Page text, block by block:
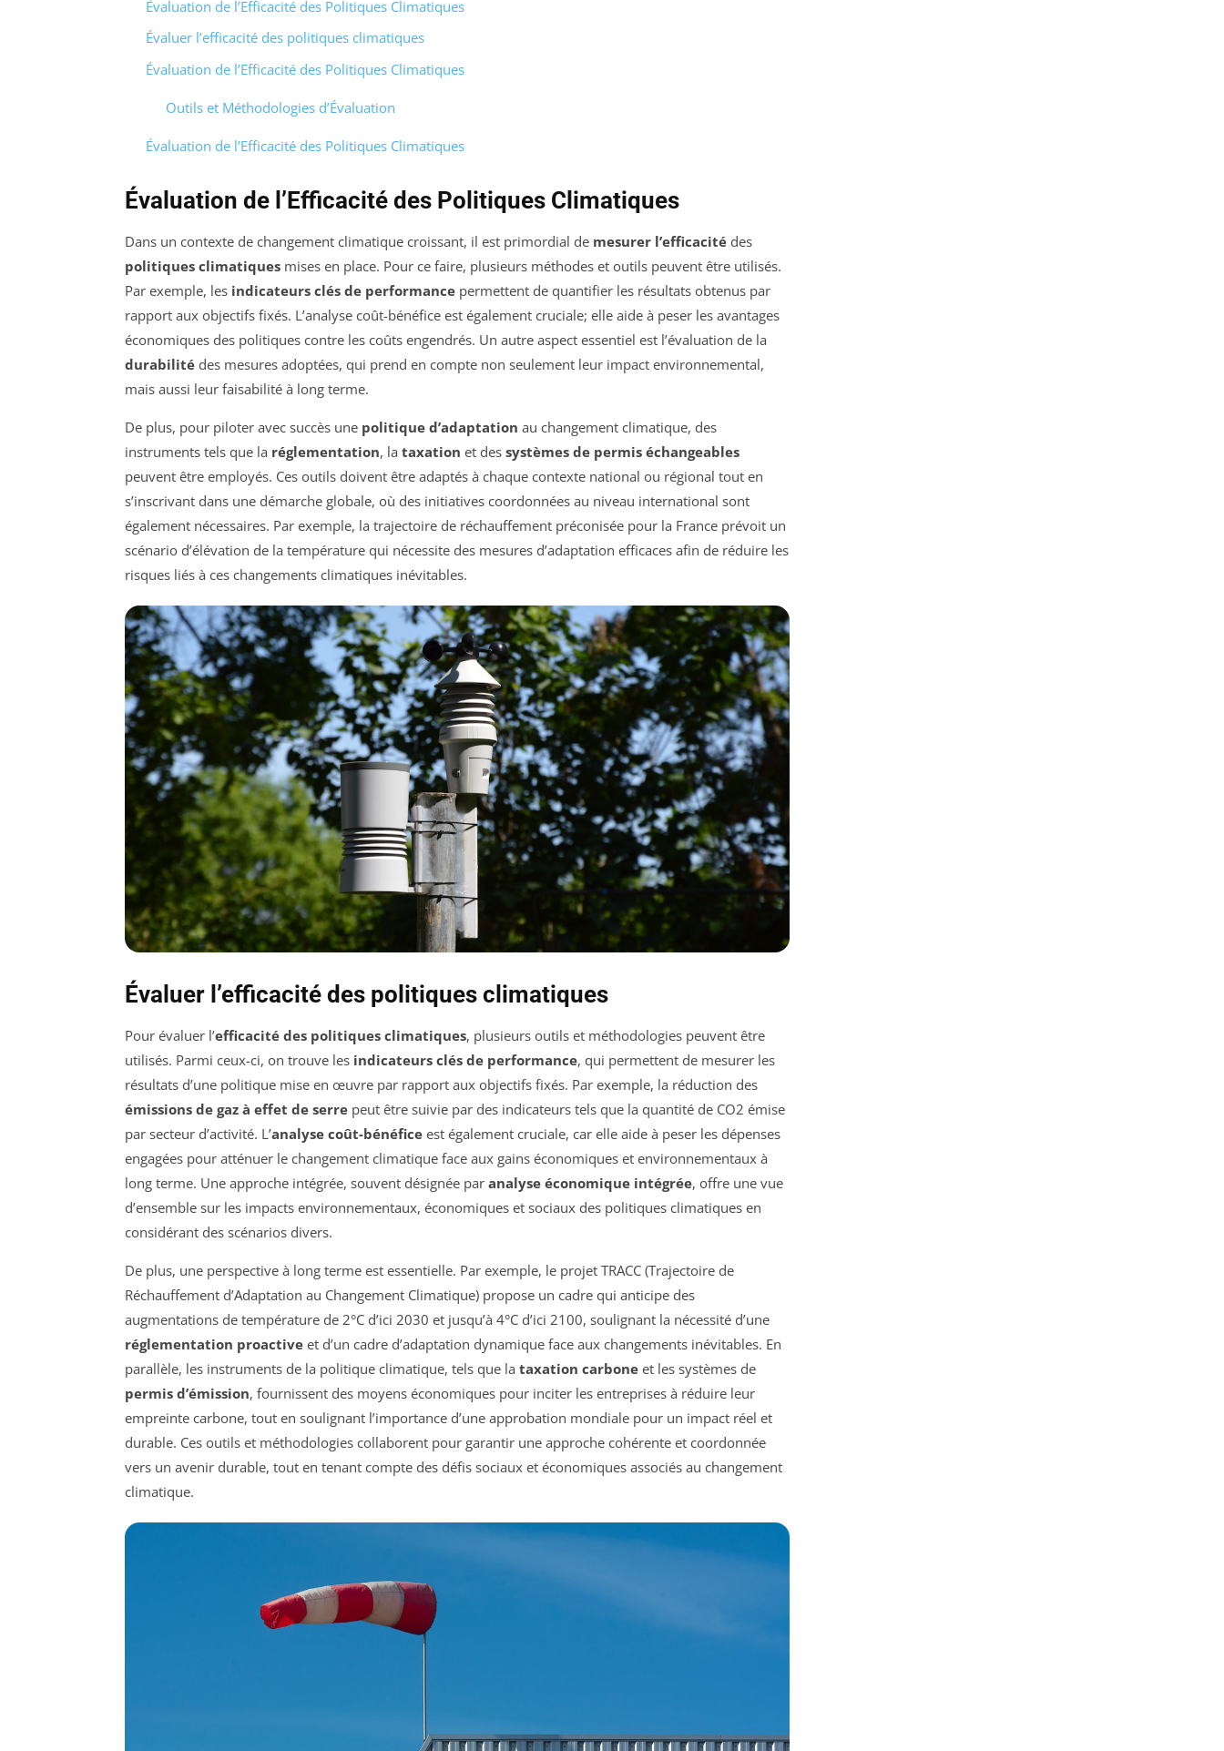
Évaluation de l’Efficacité des Politiques Climatiques
Évaluer l’efficacité des politiques climatiques
Évaluation de l’Efficacité des Politiques Climatiques
Outils et Méthodologies d’Évaluation
Évaluation de l’Efficacité des Politiques Climatiques
Évaluation de l’Efficacité des Politiques Climatiques
Dans un contexte de changement climatique croissant, il est primordial de mesurer l’efficacité des
politiques climatiques mises en place. Pour ce faire, plusieurs méthodes et outils peuvent être utilisés.
Par exemple, les indicateurs clés de performance permettent de quantifier les résultats obtenus par
rapport aux objectifs fixés. L’analyse coût-bénéfice est également cruciale; elle aide à peser les avantages
économiques des politiques contre les coûts engendrés. Un autre aspect essentiel est l’évaluation de la
durabilité des mesures adoptées, qui prend en compte non seulement leur impact environnemental,
mais aussi leur faisabilité à long terme.
De plus, pour piloter avec succès une politique d’adaptation au changement climatique, des
instruments tels que la réglementation, la taxation et des systèmes de permis échangeables
peuvent être employés. Ces outils doivent être adaptés à chaque contexte national ou régional tout en
s’inscrivant dans une démarche globale, où des initiatives coordonnées au niveau international sont
également nécessaires. Par exemple, la trajectoire de réchauffement préconisée pour la France prévoit un
scénario d’élévation de la température qui nécessite des mesures d’adaptation efficaces afin de réduire les
risques liés à ces changements climatiques inévitables.
Évaluer l’efficacité des politiques climatiques
Pour évaluer l’efficacité des politiques climatiques, plusieurs outils et méthodologies peuvent être
utilisés. Parmi ceux-ci, on trouve les indicateurs clés de performance, qui permettent de mesurer les
résultats d’une politique mise en œuvre par rapport aux objectifs fixés. Par exemple, la réduction des
émissions de gaz à effet de serre peut être suivie par des indicateurs tels que la quantité de CO2 émise
par secteur d’activité. L’analyse coût-bénéfice est également cruciale, car elle aide à peser les dépenses
engagées pour atténuer le changement climatique face aux gains économiques et environnementaux à
long terme. Une approche intégrée, souvent désignée par analyse économique intégrée, offre une vue
d’ensemble sur les impacts environnementaux, économiques et sociaux des politiques climatiques en
considérant des scénarios divers.
De plus, une perspective à long terme est essentielle. Par exemple, le projet TRACC (Trajectoire de
Réchauffement d’Adaptation au Changement Climatique) propose un cadre qui anticipe des
augmentations de température de 2°C d’ici 2030 et jusqu’à 4°C d’ici 2100, soulignant la nécessité d’une
réglementation proactive et d’un cadre d’adaptation dynamique face aux changements inévitables. En
parallèle, les instruments de la politique climatique, tels que la taxation carbone et les systèmes de
permis d’émission, fournissent des moyens économiques pour inciter les entreprises à réduire leur
empreinte carbone, tout en soulignant l’importance d’une approbation mondiale pour un impact réel et
durable. Ces outils et méthodologies collaborent pour garantir une approche cohérente et coordonnée
vers un avenir durable, tout en tenant compte des défis sociaux et économiques associés au changement
climatique.